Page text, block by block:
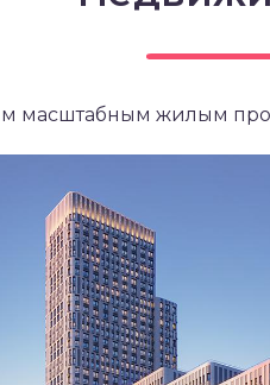
масштабным жилым